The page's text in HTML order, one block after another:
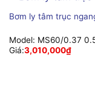
Bơm ly tâm trục
Model: MS60/0.37
Giá:3,010,000₫